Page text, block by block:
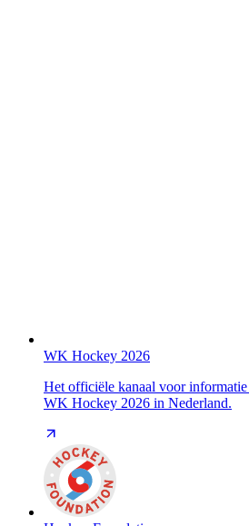
WK Hockey 2026
Het officiële kanaal voor
WK Hockey 2026 in Nederland.